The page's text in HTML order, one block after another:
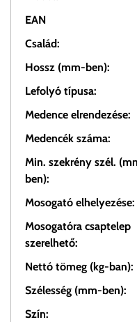
EAN
Család:
Hossz (mm-ben):
Lefolyó típusa:
Medence elrendezése:
Medencék száma:
Min. szekrény szél.
ben):
Mosogató elhelyezése:
Mosogatóra csaptelep
szerelhető:
Nettó tömeg (kg-ban):
Szélesség (mm-ben):
Szín: